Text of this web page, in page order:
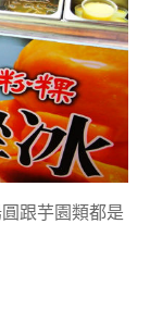
跟芋園類都是